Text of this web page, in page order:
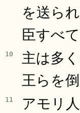
を送ら
臣すべ
10
主は多
王らを
11
アモリ